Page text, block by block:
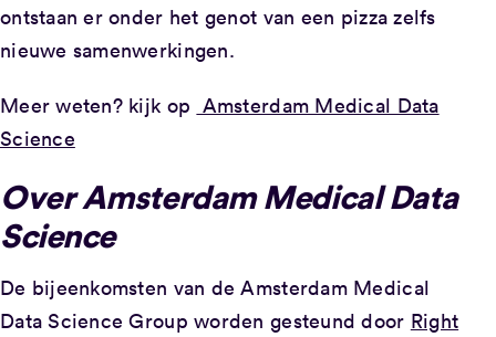
ontstaan er onder het genot van een pizza zelfs
nieuwe samenwerkingen.
Meer weten? kijk op Amsterdam Medical Data
Science
Over Amsterdam Medical Data
Science
De bijeenkomsten van de Amsterdam Medical
Data Science Group worden gesteund door Right